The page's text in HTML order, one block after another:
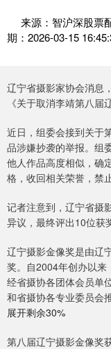
来源：智沪深股票
期：2026-03-15
辽宁省摄影家协会消息
《关于取消李靖第八届
近日，组委会接到关于
品涉嫌抄袭的举报。组
他人作品高度相似，确
格，收回相关荣誉，禁
记者注意到，辽宁省摄
异议，最终评出10位获
辽宁摄影金像奖是由辽
奖。自2004年创办以来
经省摄协各团体会员单
和省摄协各专业委员会
展开剩余30%
第八届辽宁摄影金像奖